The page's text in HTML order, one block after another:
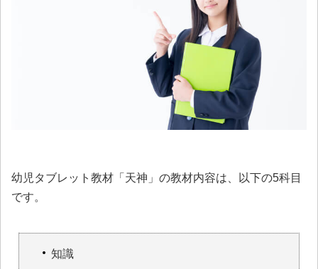
幼児タブレット教材「天神」の教材内容は、以下の5科目
です。
知識